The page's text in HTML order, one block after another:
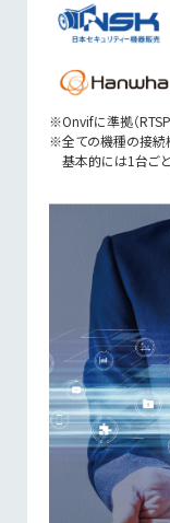
※Onvifに準拠（RTSP
※全ての機種の接続
基本的には1台ご